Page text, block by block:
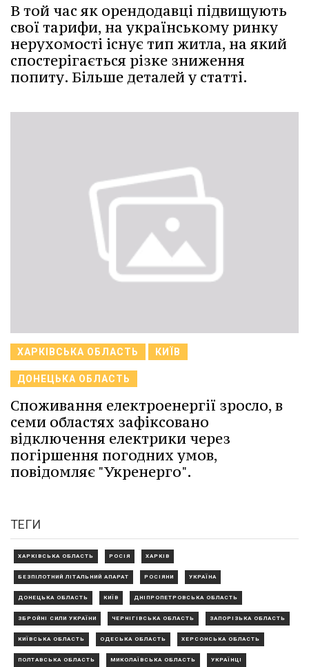
В той час як орендодавці підвищують
свої тарифи, на українському ринку
нерухомості існує тип житла, на який
спостерігається різке зниження
попиту. Більше деталей у статті.
ХАРКІВСЬКА ОБЛАСТЬ КИЇВ
ДОНЕЦЬКА ОБЛАСТЬ
Споживання електроенергії зросло, в
семи областях зафіксовано
відключення електрики через
погіршення погодних умов,
повідомляє "Укренерго".
ТЕГИ
ХАРКІВСЬКА ОБЛАСТЬ РОСІЯ ХАРКІВ
БЕЗПІЛОТНИЙ ЛІТАЛЬНИЙ АПАРАТ РОСІЯНИ УКРАЇНА
ДОНЕЦЬКА ОБЛАСТЬ КИЇВ ДНІПРОПЕТРОВСЬКА ОБЛАСТЬ
ЗБРОЙНІ СИЛИ УКРАЇНИ ЧЕРНІГІВСЬКА ОБЛАСТЬ ЗАПОРІЗЬКА ОБЛАСТЬ
КИЇВСЬКА ОБЛАСТЬ ОДЕСЬКА ОБЛАСТЬ ХЕРСОНСЬКА ОБЛАСТЬ
ПОЛТАВСЬКА ОБЛАСТЬ МИКОЛАЇВСЬКА ОБЛАСТЬ УКРАЇНЦІ